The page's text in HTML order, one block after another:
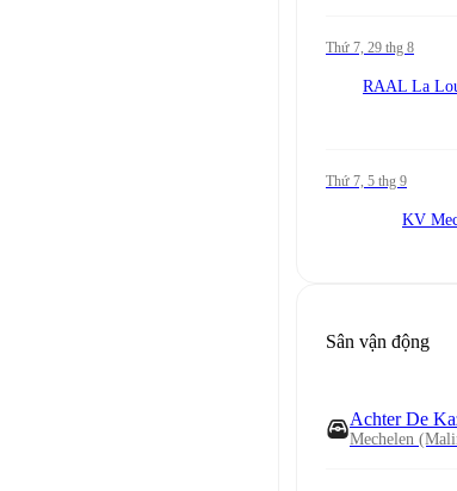
Thứ 7, 29 thg 8
RAAL La
Thứ 7, 5 thg 9
KV
Sân vận động
Achter De
Mechelen